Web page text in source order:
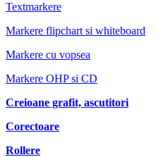
Textmarkere
Markere flipchart si whiteboard
Markere cu vopsea
Markere OHP si CD
Creioane grafit, ascutitori
Corectoare
Rollere